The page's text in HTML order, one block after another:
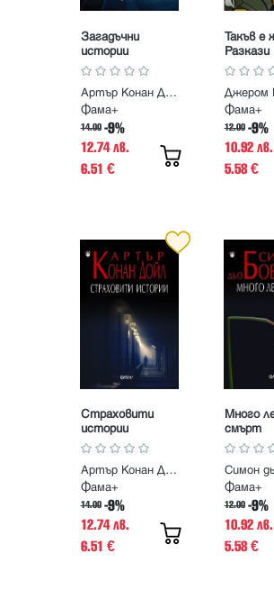
Загадъчни
истории
Артър Конан Дойл
Фама+
14.00 -9%
12.74 лв.
6.51 €
Такъв е
Разкази
Фама+
12.00 -9%
10.92 лв.
5.58€
Страховити
истории
Артър Конан Дойл
Фама+
14.00 -9%
12.74 лв.
6.51 €
Много
смърт
Фама+
12.00 -9%
10.92 лв.
5.58€